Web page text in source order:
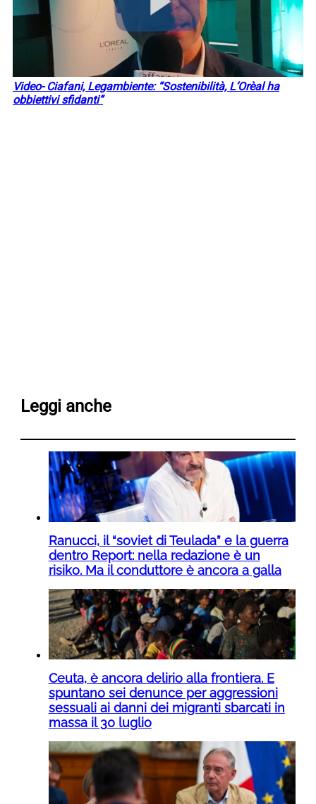
Video- Ciafani, Legambiente: “Sostenibilità, L’Orèal ha
obbiettivi sfidanti”
Leggi anche
Ranucci, il “soviet di Teulada” e la guerra
dentro Report: nella redazione è un
risiko. Ma il conduttore è ancora a galla
Ceuta, è ancora delirio alla frontiera. E
spuntano sei denunce per aggressioni
sessuali ai danni dei migranti sbarcati in
massa il 30 luglio